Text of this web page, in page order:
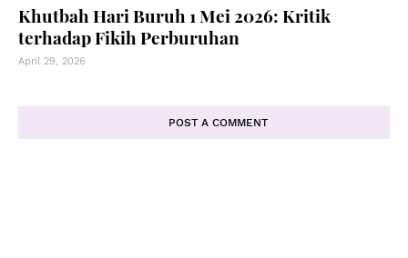
Khutbah Hari Buruh 1 Mei 2026: Kritik
terhadap Fikih Perburuhan
April 29, 2026
POST A COMMENT